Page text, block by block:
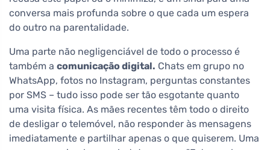
conversa mais profunda sobre o que cada um espera
do outro na parentalidade.
Uma parte não negligenciável de todo o processo é
também a comunicação digital. Chats em grupo no
WhatsApp, fotos no Instagram, perguntas constantes
por SMS – tudo isso pode ser tão esgotante quanto
uma visita física. As mães recentes têm todo o direito
de desligar o telemóvel, não responder às mensagens
imediatamente e partilhar apenas o que quiserem. Uma